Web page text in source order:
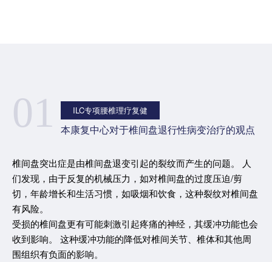
01 ILC专项腰椎理疗复健
本康复中心对于椎间盘退行性病变治疗的观点
椎间盘突出症是由椎间盘退变引起的裂纹而产生的问题。 人
们发现，由于反复的机械压力，如对椎间盘的过度压迫/剪
切，年龄增长和生活习惯，如吸烟和饮食，这种裂纹对椎间盘
有风险。
受损的椎间盘更有可能刺激引起疼痛的神经，其缓冲功能也会
收到影响。 这种缓冲功能的降低对椎间关节、椎体和其他周
围组织有负面的影响。